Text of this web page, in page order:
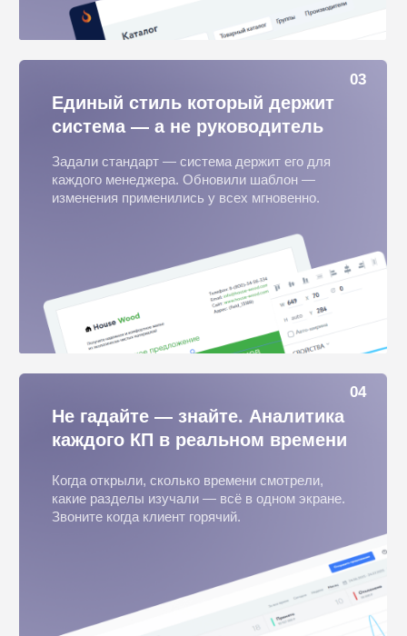
Всё по полочкам — доступ к
любому КП за 10 секунд
Нужно найти КП трёхмесячной давности —
открыли систему и нашли. Без звонков
менеджеру и поиска по почте.
которое продаёт само
Пока конкурент отправляет PDF — вы
персонализацией.